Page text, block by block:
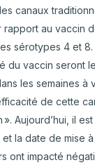
canaux
au vaccin
sérotypes 4 et
du vaccin seront
les semaines à
de cette
». Aujourd’hui, il
la date de mise
ont impacté